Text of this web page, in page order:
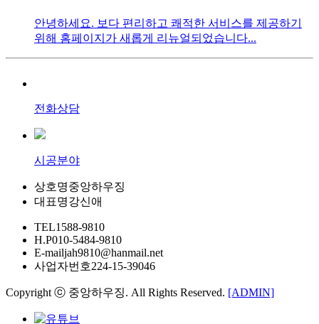
안녕하세요. 보다 편리하고 쾌적한 서비스를 제공하기
위해 홈페이지가 새롭게 리뉴얼되었습니다...
전화상담
시공분야
상호명중앙하우징
대표명강신애
TEL1588-9810
H.P010-5484-9810
E-mailjah9810@hanmail.net
사업자번호224-15-39046
Copyright ⓒ 중앙하우징. All Rights Reserved. [ADMIN]